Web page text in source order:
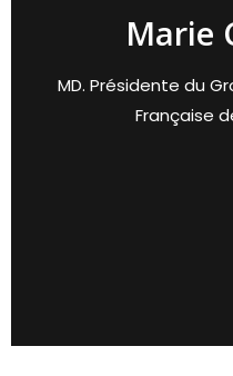
Marie
MD. Présidente du
Française